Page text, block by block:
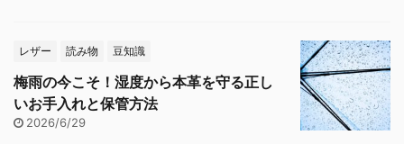
レザー 読み物 豆知識
梅雨の今こそ！湿度から本革を守る正し
いお手入れと保管方法
2026/6/29